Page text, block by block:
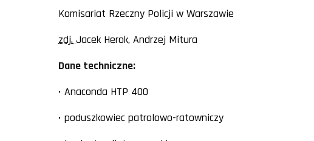
Komisariat Rzeczny Policji w Warszawie
zdj. Jacek Herok, Andrzej Mitura
Dane techniczne:
• Anaconda HTP 400
• poduszkowiec patrolowo-ratowniczy